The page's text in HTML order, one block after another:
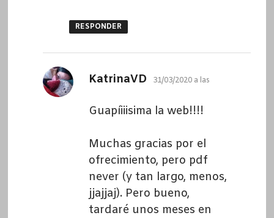
RESPONDER
KatrinaVD dice:
31/03/2020 a las
Guapíiiisima la web!!!!
Muchas gracias por el
ofrecimiento, pero pdf
never (y tan largo, menos,
jjajjaj). Pero bueno,
tardaré unos meses en